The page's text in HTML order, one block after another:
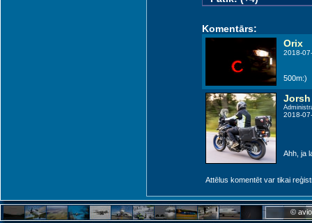
Komentārs:
Orix
2018-
500m:)
Jorsh
2018-
Ahh, ja
Attēlus komentēt var tikai
©